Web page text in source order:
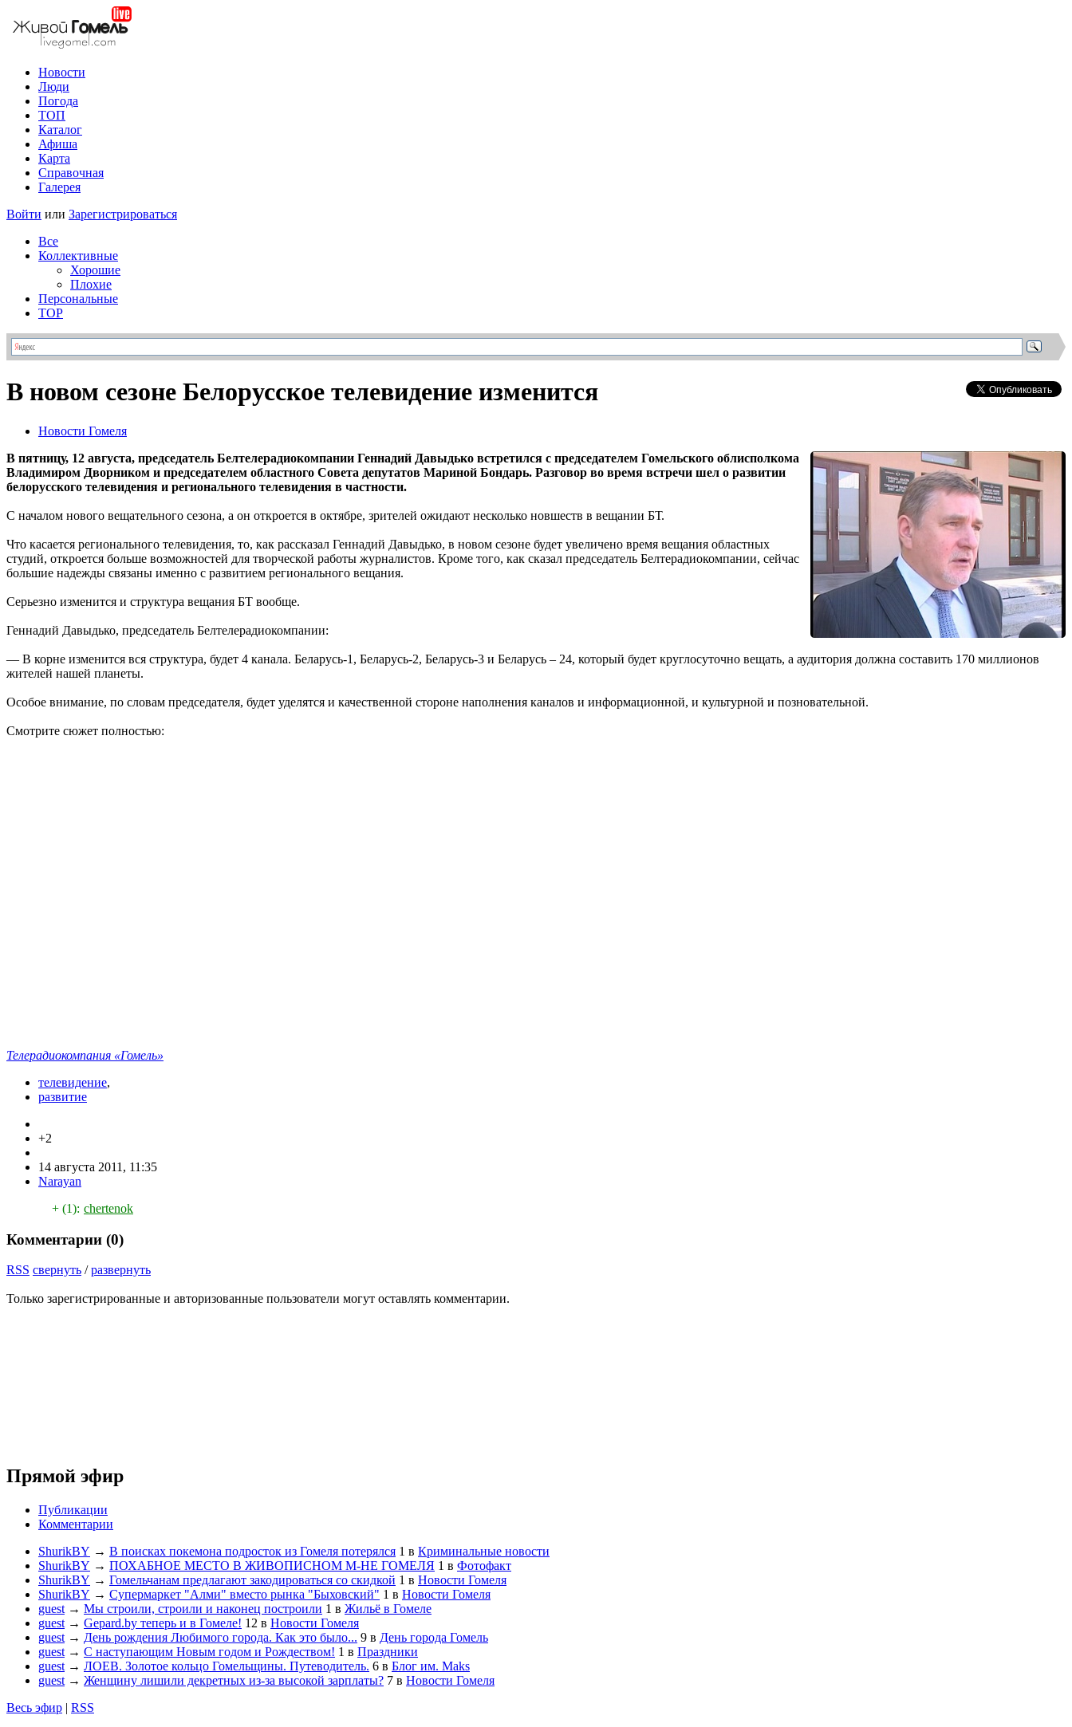
Новости
Люди
Погода
ТОП
Каталог
Афиша
Карта
Справочная
Галерея
Войти или Зарегистрироваться
Все
Коллективные
Хорошие
Плохие
Персональные
TOP
В новом сезоне Белорусское телевидение изменится
Новости Гомеля
В пятницу, 12 августа, председатель Белтелерадиокомпании Геннадий Давыдько встретился с председателем Гомельского облисполкома
Владимиром Дворником и председателем областного Совета депутатов Мариной Бондарь. Разговор во время встречи шел о развитии
белорусского телевидения и регионального телевидения в частности.
С началом нового вещательного сезона, а он откроется в октябре, зрителей ожидают несколько новшеств в вещании БТ.
Что касается регионального телевидения, то, как рассказал Геннадий Давыдько, в новом сезоне будет увеличено время вещания областных
студий, откроется больше возможностей для творческой работы журналистов. Кроме того, как сказал председатель Белтерадиокомпании, сейчас
большие надежды связаны именно с развитием регионального вещания.
Серьезно изменится и структура вещания БТ вообще.
Геннадий Давыдько, председатель Белтелерадиокомпании:
— В корне изменится вся структура, будет 4 канала. Беларусь-1, Беларусь-2, Беларусь-3 и Беларусь – 24, который будет круглосуточно вещать, а аудитория должна составить 170 миллионов
жителей нашей планеты.
Особое внимание, по словам председателя, будет уделятся и качественной стороне наполнения каналов и информационной, и культурной и позновательной.
Смотрите сюжет полностью:
Телерадиокомпания «Гомель»
телевидение,
развитие
+2
14 августа 2011, 11:35
Narayan
+ (1): chertenok
Комментарии (0)
RSS свернуть /развернуть
Только зарегистрированные и авторизованные пользователи могут оставлять комментарии.
Прямой эфир
Публикации
Комментарии
ShurikBY → В поисках покемона подросток из Гомеля потерялся 1 в Криминальные новости
ShurikBY → ПОХАБНОЕ МЕСТО В ЖИВОПИСНОМ М-НЕ ГОМЕЛЯ 1 в Фотофакт
ShurikBY → Гомельчанам предлагают закодироваться со скидкой 1 в Новости Гомеля
ShurikBY → Супермаркет "Алми" вместо рынка "Быховский" 1 в Новости Гомеля
guest → Мы строили, строили и наконец построили 1 в Жильё в Гомеле
guest → Gepard.by теперь и в Гомеле! 12 в Новости Гомеля
guest → День рождения Любимого города. Как это было... 9 в День города Гомель
guest → С наступающим Новым годом и Рождеством! 1 в Праздники
guest → ЛОЕВ. Золотое кольцо Гомельщины. Путеводитель. 6 в Блог им. Maks
guest → Женщину лишили декретных из-за высокой зарплаты? 7 в Новости Гомеля
Весь эфир | RSS